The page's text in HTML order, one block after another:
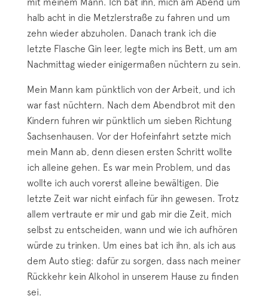
halb acht in die Metzlerstraße zu fahren und um
zehn wieder abzuholen. Danach trank ich die
letzte Flasche Gin leer, legte mich ins Bett, um am
Nachmittag wieder einigermaßen nüchtern zu sein.
Mein Mann kam pünktlich von der Arbeit, und ich
war fast nüchtern. Nach dem Abendbrot mit den
Kindern fuhren wir pünktlich um sieben Richtung
Sachsenhausen. Vor der Hofeinfahrt setzte mich
mein Mann ab, denn diesen ersten Schritt wollte
ich alleine gehen. Es war mein Problem, und das
wollte ich auch vorerst alleine bewältigen. Die
letzte Zeit war nicht einfach für ihn gewesen. Trotz
allem vertraute er mir und gab mir die Zeit, mich
selbst zu entscheiden, wann und wie ich aufhören
würde zu trinken. Um eines bat ich ihn, als ich aus
dem Auto stieg: dafür zu sorgen, dass nach meiner
Rückkehr kein Alkohol in unserem Hause zu finden
sei.